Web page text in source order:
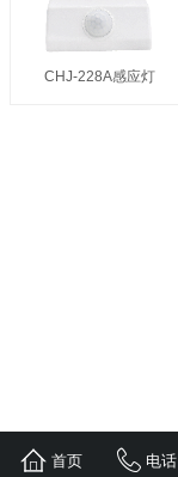
CHJ-228A感应灯
首页 电话